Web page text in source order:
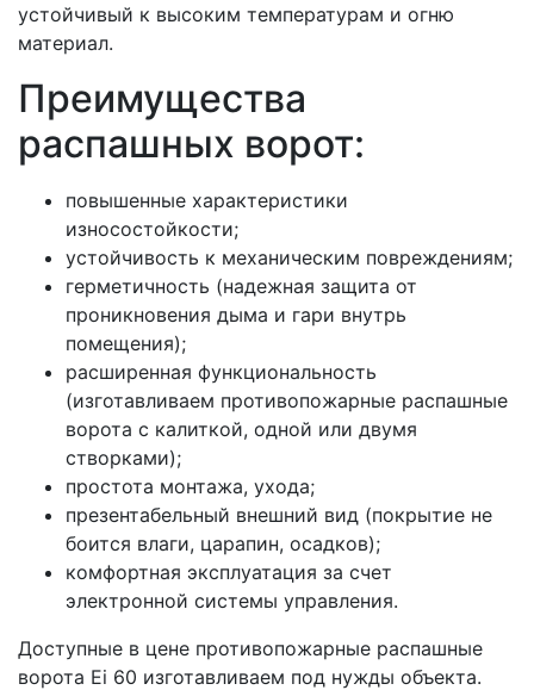
устойчивый к высоким температурам и огню
материал.
Преимущества
распашных ворот:
повышенные характеристики
износостойкости;
устойчивость к механическим повреждениям;
герметичность (надежная защита от
проникновения дыма и гари внутрь
помещения);
расширенная функциональность
(изготавливаем противопожарные распашные
ворота с калиткой, одной или двумя
створками);
простота монтажа, ухода;
презентабельный внешний вид (покрытие не
боится влаги, царапин, осадков);
комфортная эксплуатация за счет
электронной системы управления.
Доступные в цене противопожарные распашные
ворота Ei 60 изготавливаем под нужды объекта.